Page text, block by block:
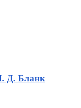
Д. Бланк